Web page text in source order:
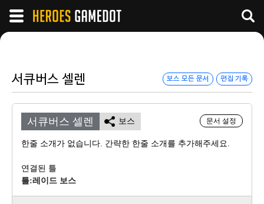
서큐버스 셀렌 보스 모든 문서 편집 기록
문서 설정
서큐버스 셀렌 보스
한줄 소개가 없습니다. 간략한 한줄 소개를 추가해주세요.
연결된 틀
틀:레이드 보스